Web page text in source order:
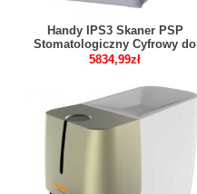
Handy IPS3 Skaner PSP
Stomatologiczny Cyfrowy do
Obrazowania RTG
5834,99zł